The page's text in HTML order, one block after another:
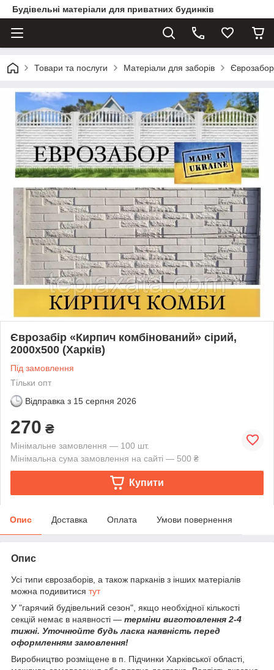
Будівельні матеріали для приватних будинків
Товари та послуги Матеріали для заборів
Єврозабір «Кирпич комбінований» сірий,
2000х500 (Харків)
Під замовлення
Тільки опт
Відправка з 15 серпня 2026
270 ₴
Мінімальне замовлення — 100 шт.
Мінімальна сума замовлення на сайті — 500 ₴
Купити
Опис Доставка Оплата Умови повернення
Опис
Усі типи єврозаборів, а також парканів з інших матеріалів
можна подивитися тут
У "гарячий будівельний сезон", якщо необхідної кількості
секцій немає в наявності — терміни виготовлення 2-4
тижні. Уточнюйте будь ласка наявність перед
оформленням замовлення!
Виробництво розміщене в п. Підчинки Харківської області,